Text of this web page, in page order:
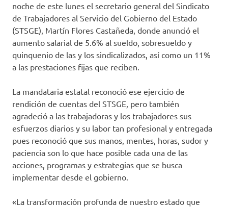
noche de este lunes el secretario general del Sindicato
de Trabajadores al Servicio del Gobierno del Estado
(STSGE), Martín Flores Castañeda, donde anunció el
aumento salarial de 5.6% al sueldo, sobresueldo y
quinquenio de las y los sindicalizados, así como un 11%
a las prestaciones fijas que reciben.
La mandataria estatal reconoció ese ejercicio de
rendición de cuentas del STSGE, pero también
agradeció a las trabajadoras y los trabajadores sus
esfuerzos diarios y su labor tan profesional y entregada
pues reconoció que sus manos, mentes, horas, sudor y
paciencia son lo que hace posible cada una de las
acciones, programas y estrategias que se busca
implementar desde el gobierno.
«La transformación profunda de nuestro estado que